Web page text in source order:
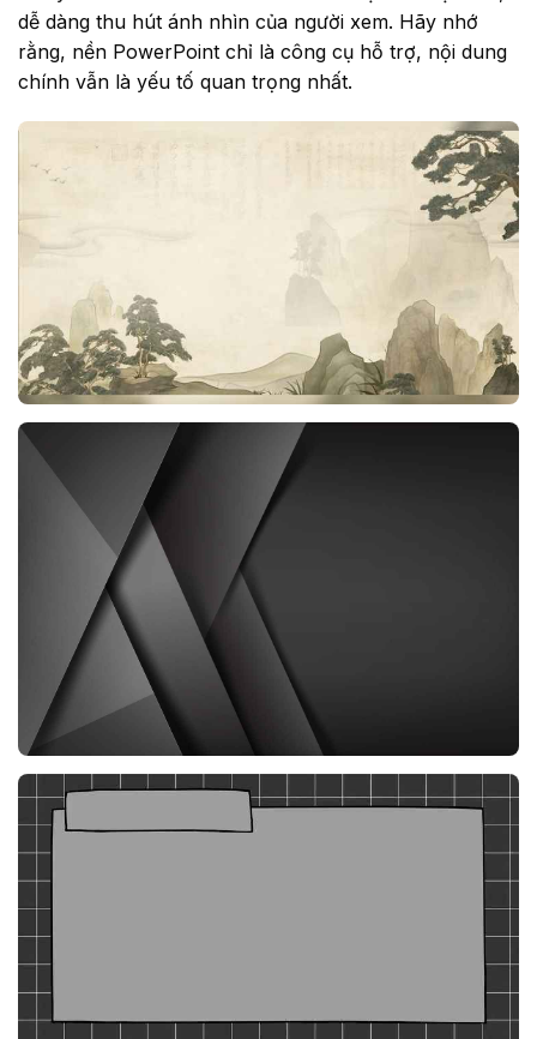
dễ dàng thu hút ánh nhìn của người xem. Hãy nhớ
rằng, nền PowerPoint chỉ là công cụ hỗ trợ, nội dung
chính vẫn là yếu tố quan trọng nhất.